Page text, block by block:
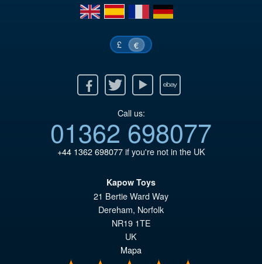
en
es fr de
£ €
Twitter Youtube Ebay
Call us:
01362 698077
+44 1362 698077if you're not in the UK
Kapow Toys
21 Bertie Ward Way
Dereham, Norfolk
NR19 1TE
UK
Mapa